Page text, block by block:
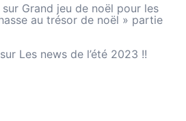
sur Grand jeu de noël pour les
au trésor de noël » partie
sur Les news de l’été 2023 !!